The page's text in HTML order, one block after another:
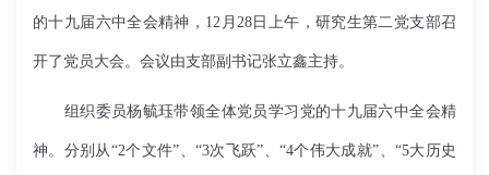
的十九届六中全会精神，12月28日上午，研究生第二党支部召
开了党员大会。会议由支部副书记张立鑫主持。
组织委员杨毓珏带领全体党员学习党的十九届六中全会精
神。分别从“2个文件”、“3次飞跃”、“4个伟大成就”、“5大历史